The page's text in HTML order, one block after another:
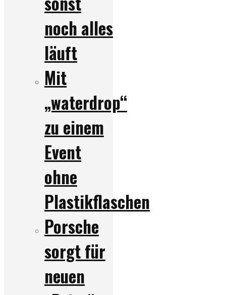
noch alles
läuft
Mit
„waterdrop“
zu einem
Event
ohne
Plastikflaschen
Porsche
sorgt für
neuen